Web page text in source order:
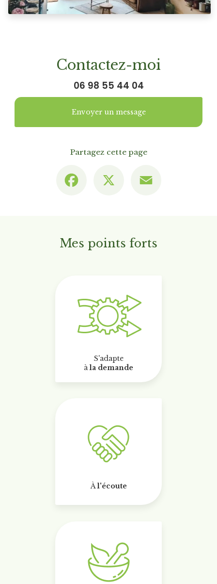
Contactez-moi
06 98 55 44 04
Envoyer un message
Partagez cette page
Mes points forts
S'adapte
àla demande
Àl'écoute